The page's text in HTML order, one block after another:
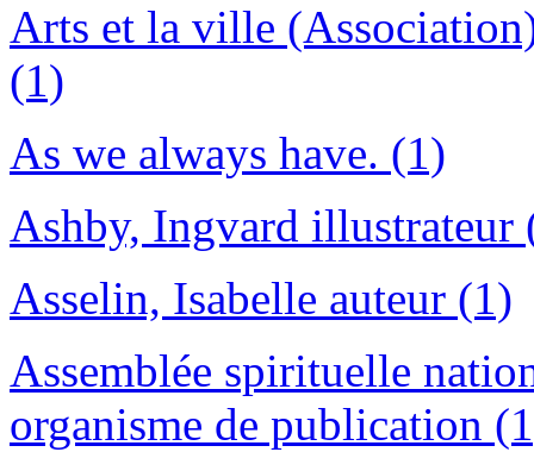
Arts et la ville
(1)
As we always have. (1)
Ashby, Ingvard illustrateur
Asselin, Isabelle auteur (1)
Assemblée spirituelle
organisme de publication